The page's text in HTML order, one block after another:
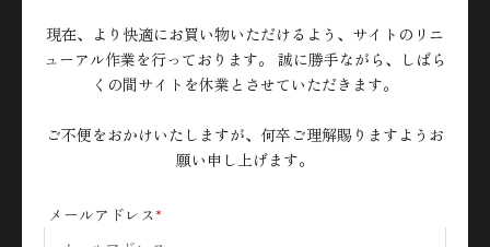
現在、より快適にお買い物いただけるよう、サイトのリニ
ューアル作業を行っております。 誠に勝手ながら、しばら
くの間サイトを休業とさせていただきます。
ご不便をおかけいたしますが、何卒ご理解賜りますようお
願い申し上げます。
メールアドレス